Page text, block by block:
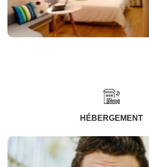
HÉBERGEMENT